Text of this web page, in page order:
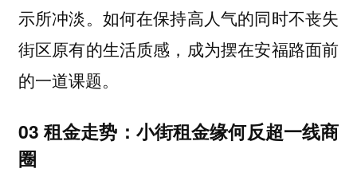
示所冲淡。如何在保持高人气的同时不丧失
街区原有的生活质感，成为摆在安福路面前
的一道课题。
03 租金走势：小街租金缘何反超一线商
圈